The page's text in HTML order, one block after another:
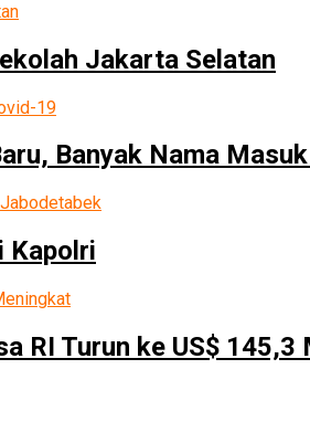
Jakarta Selatan
Banyak Nama
Kapolri
RI Turun ke US$ 145,3